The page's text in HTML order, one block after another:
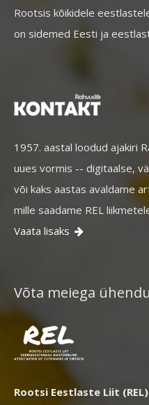
Rootsis kõikidele
on sidemed Eesti ja
1957. aastal loodud ajakiri
uues vormis -- digitaalse,
või kaks aastas avaldame
mille saadame REL
Vaata lisaks 
Võta meiega
Rootsi Eestlaste Liit (REL)